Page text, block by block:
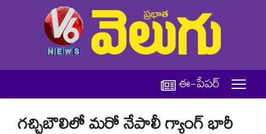
ఈ-పేపర్
గచ్చిబౌలిలో మరో నేపాలీ గ్యాంగ్ భారీ